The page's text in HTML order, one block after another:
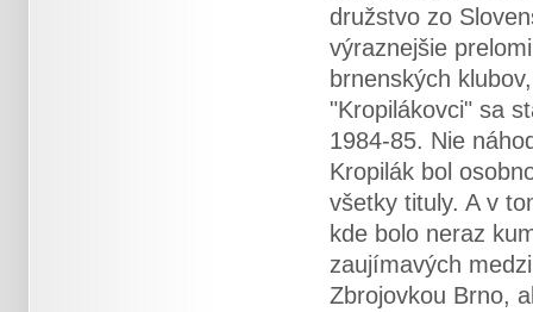
družstvo zo
výraznejšie
brnenských
"Kropilákovci" sa
1984-85. Nie
Kropilák bol
všetky tituly. A v
kde bolo neraz
zaujímavých
Zbrojovkou Brno,